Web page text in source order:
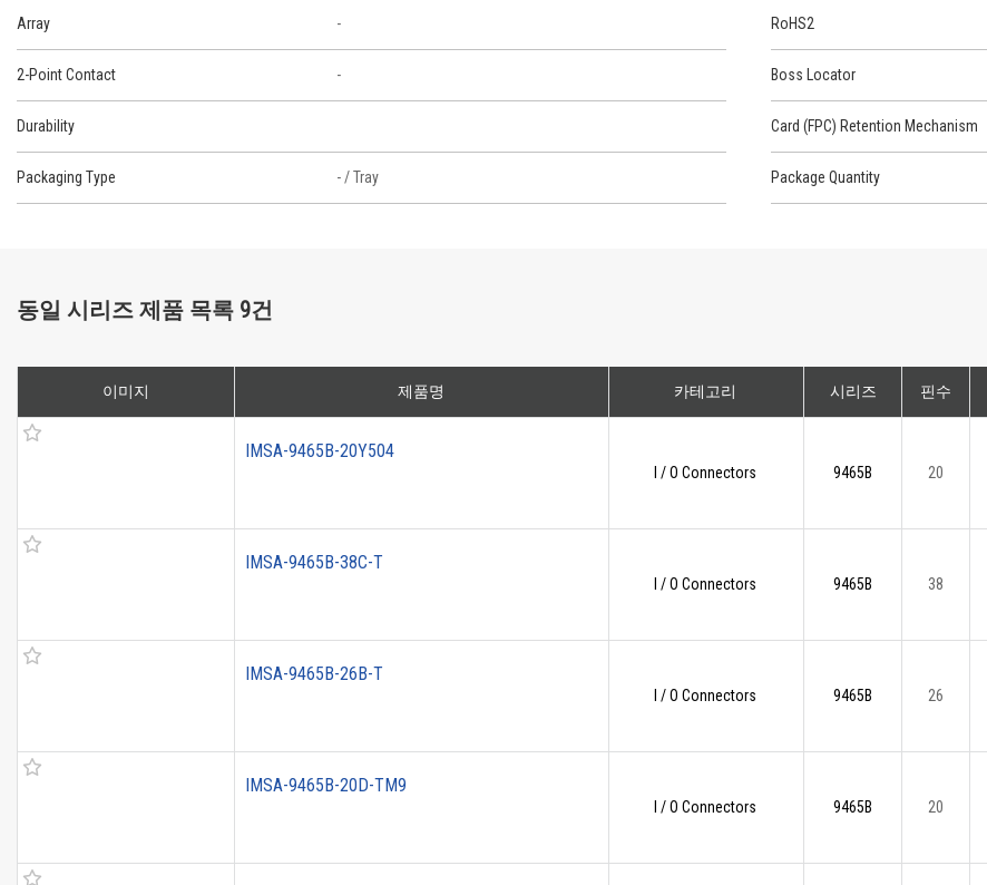
Array - RoHS2
2-Point Contact - Boss Locator
Durability Card (FPC) Retention Mechanism
Packaging Type - / Tray Package Quantity
동일 시리즈 제품 목록 9건
이미지 제품명 카테고리 시리즈 핀수
IMSA-9465B-20Y504
I / O Connectors 9465B 20
IMSA-9465B-38C-T
I / O Connectors 9465B 38
IMSA-9465B-26B-T
I / O Connectors 9465B 26
IMSA-9465B-20D-TM9
I / O Connectors 9465B 20